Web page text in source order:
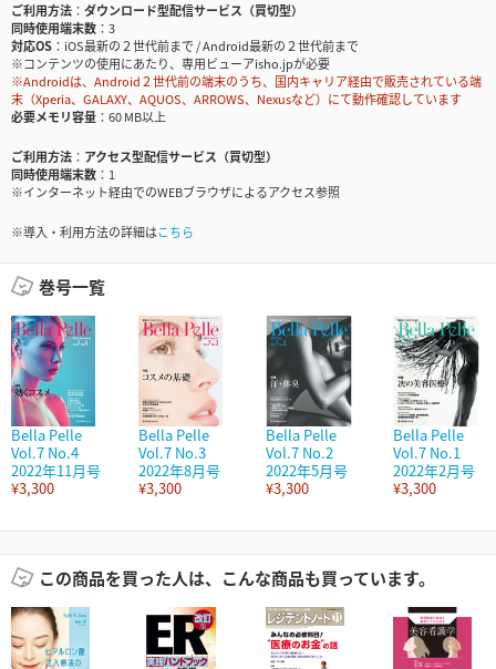
ご利用方法
ダウンロード型配信サービス（買切型）
同時使用端末数
3
対応OS
iOS最新の２世代前まで / Android最新の２世代前まで
※コンテンツの使用にあたり、専用ビューアisho.jpが必要
※Androidは、Android２世代前の端末のうち、国内キャリア経由で販売されている端
末（Xperia、GALAXY、AQUOS、ARROWS、Nexusなど）にて動作確認しています
必要メモリ容量
60 MB以上
ご利用方法
アクセス型配信サービス（買切型）
同時使用端末数
1
※インターネット経由でのWEBブラウザによるアクセス参照
※導入・利用方法の詳細はこちら
巻号一覧
Bella Pelle
Vol.7 No.4
2022年11月号
¥3,300
Bella Pelle
Vol.7 No.3
2022年8月号
¥3,300
Bella Pelle
Vol.7 No.2
2022年5月号
¥3,300
Bella Pelle
Vol.7 No.1
2022年2月号
¥3,300
この商品を買った人は、こんな商品も買っています。